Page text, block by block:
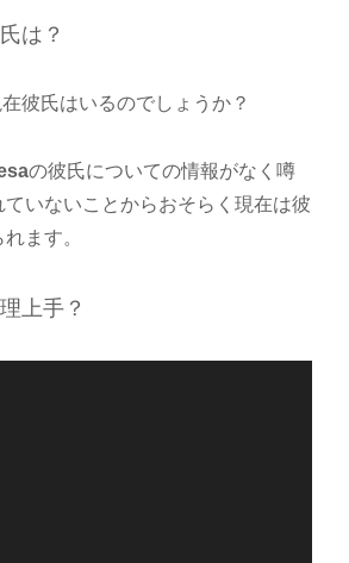
は？
彼氏はいるのでしょうか？
の彼氏についての情報がなく噂
いないことからおそらく現在は彼
ます。
上手？